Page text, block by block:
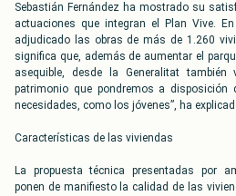
Sebastián Fernández ha mostrado su
actuaciones que integran el Plan Vive.
adjudicado las obras de más de 1.260
significa que, además de aumentar el
asequible, desde la Generalitat
patrimonio que pondremos a disposición
necesidades, como los jóvenes”, ha
Características de las viviendas
La propuesta técnica presentadas por
ponen de manifiesto la calidad de las